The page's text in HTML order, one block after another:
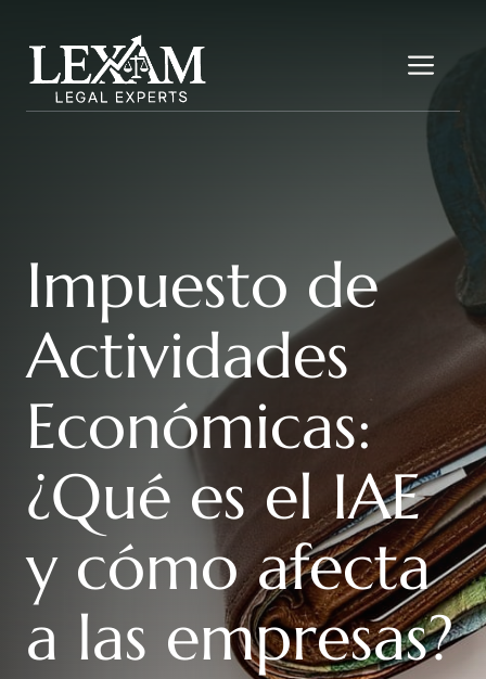
contenido
Impuesto de
Actividades
Económicas:
¿Qué es el IAE
y cómo afecta
a las empresas?